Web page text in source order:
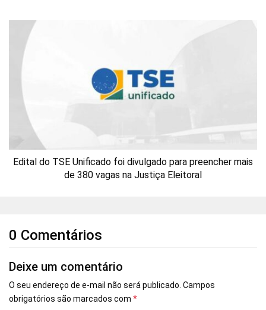
Edital do TSE Unificado foi divulgado para preencher mais
de 380 vagas na Justiça Eleitoral
0 Comentários
Deixe um comentário
O seu endereço de e-mail não será publicado. Campos
obrigatórios são marcados com *